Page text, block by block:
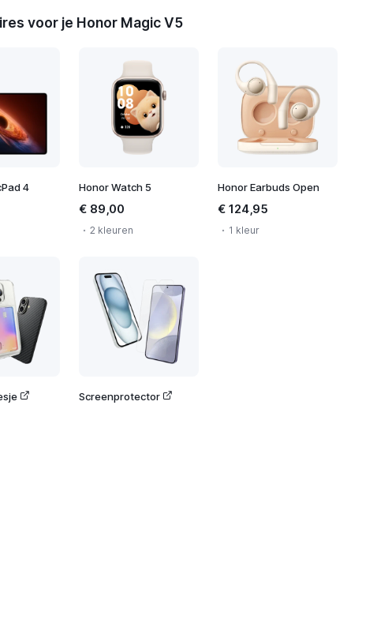
voor je Honor Magic V5
4 Honor Watch 5
€ 89,00
2 kleuren
Honor Earbuds Open
€ 124,95
1 kleur
Screenprotector